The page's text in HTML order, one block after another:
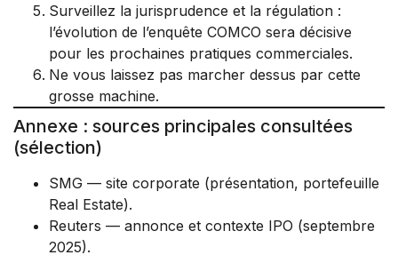
Surveillez la jurisprudence et la régulation :
l’évolution de l’enquête COMCO sera décisive
pour les prochaines pratiques commerciales.
Ne vous laissez pas marcher dessus par cette
grosse machine.
Annexe : sources principales consultées
(sélection)
SMG — site corporate (présentation, portefeuille
Real Estate).
Reuters — annonce et contexte IPO (septembre
2025).